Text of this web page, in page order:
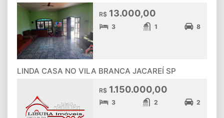
R$ 13.000,00
3 1 8
LINDA CASA NO VILA BRANCA JACAREÍ SP
R$ 1.150.000,00
3 2 2